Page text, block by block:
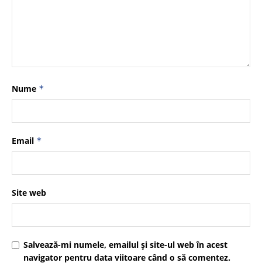
Nume *
Email *
Site web
Salvează-mi numele, emailul și site-ul web în acest
navigator pentru data viitoare când o să comentez.